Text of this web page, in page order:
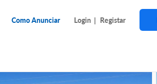
Como Anunciar Login | Registar